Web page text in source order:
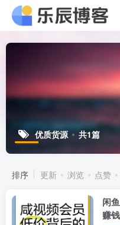
优质货源 共1篇
排序 更新 浏览 点赞
闲
赚钱